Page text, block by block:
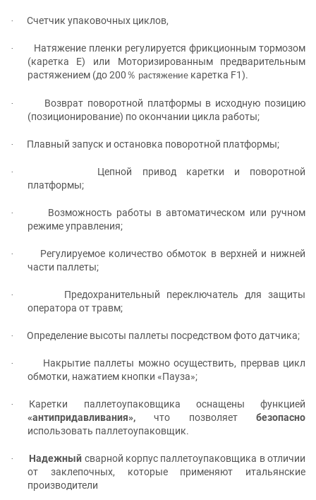
· Счетчик упаковочных циклов,
·
Натяжение пленки регулируется фрикционным тормозом
(каретка Е) или
Моторизированным предварительным
растяжением (до 200 ％ растяжение каретка F1).
·
Возврат поворотной платформы в исходную позицию
(позиционирование) по окончании цикла работы;
· Плавный запуск и остановка поворотной платформы;
·
Цепной привод каретки и поворотной
платформы;
·
Возможность работы в автоматическом или ручном
режиме управления;
·
Регулируемое количество обмоток в верхней и нижней
части паллеты;
·
Предохранительный переключатель для защиты
оператора от травм;
· Определение высоты паллеты посредством фото датчика;
·
Накрытие паллеты можно осуществить, прервав цикл
обмотки, нажатием кнопки «Пауза»;
·
Каретки паллетоупаковщика оснащены функцией
«антипридавливания», что позволяет безопасно
использовать паллетоупаковщик.
· Надежный сварной корпус паллетоупаковщика в отличии
от заклепочных, которые применяют итальянские
производители